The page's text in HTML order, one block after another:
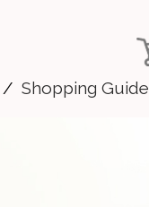
Shopping Guide